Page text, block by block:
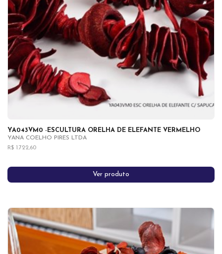
YA043VM0 -ESCULTURA ORELHA DE ELEFANTE VERMELHO
YANA COELHO PIRES LTDA
R$ 1.722,60
Ver produto